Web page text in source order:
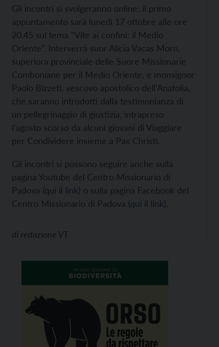
Gli incontri si svolgeranno online: il primo
appuntamento sarà lunedì 17 ottobre alle ore
20.45 sul tema “Vite ai confini: il Medio
Oriente“. Interverrà suor Alicia Vacas Moro,
superiora provinciale delle Suore Missionarie
Comboniane per il Medio Oriente, e monsignor
Paolo Bizzeti, vescovo apostolico dell’Anatolia,
che saranno introdotti dalla testimonianza di
un pellegrinaggio di giustizia, intrapreso
l’agosto scorso da alcuni giovani di Viaggiare
per Condividere insieme a Pax Christi.
Gli incontri si possono seguire anche sulla
pagina Youtube del Centro Missionario di
Padova (qui il link) o sulla pagina Facebook del
Centro Missionario di Padova (qui il link).
di redazione VT